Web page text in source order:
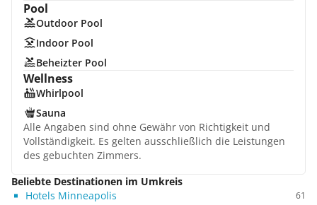
Pool
Outdoor Pool
Indoor Pool
Beheizter Pool
Wellness
Whirlpool
Sauna
Alle Angaben sind ohne Gewähr von Richtigkeit und
Vollständigkeit. Es gelten ausschließlich die Leistungen
des gebuchten Zimmers.
Beliebte Destinationen im Umkreis
Hotels Minneapolis
61